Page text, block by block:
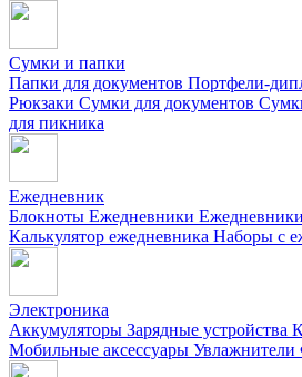
Сумки и папки
Папки для документов Портфели-
Рюкзаки Сумки для документов
для пикника
Ежедневник
Блокноты Ежедневники Ежедневники
Калькулятор ежедневника Наборы с
Электроника
Аккумуляторы Зарядные устройства
Мобильные аксессуары Увлажнители